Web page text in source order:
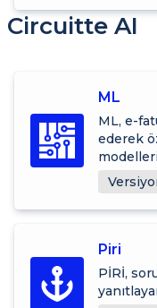
Circuitte AI
ML
ML, e-
ederek
Piri
PİRİ,